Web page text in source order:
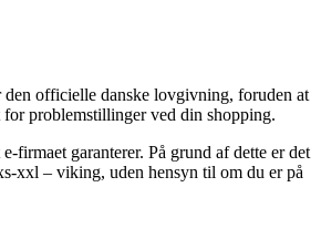
den officielle danske lovgivning, foruden at
for problemstillinger ved din shopping.
firmaet garanterer. På grund af dette er det
xxl – viking, uden hensyn til om du er på